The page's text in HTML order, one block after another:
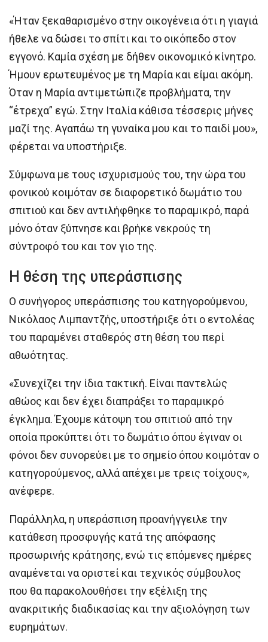
«Ήταν ξεκαθαρισμένο στην οικογένεια ότι η γιαγιά
ήθελε να δώσει το σπίτι και το οικόπεδο στον
εγγονό. Καμία σχέση με δήθεν οικονομικό κίνητρο.
Ήμουν ερωτευμένος με τη Μαρία και είμαι ακόμη.
Όταν η Μαρία αντιμετώπιζε προβλήματα, την
“έτρεχα” εγώ. Στην Ιταλία κάθισα τέσσερις μήνες
μαζί της. Αγαπάω τη γυναίκα μου και το παιδί μου»,
φέρεται να υποστήριξε.
Σύμφωνα με τους ισχυρισμούς του, την ώρα του
φονικού κοιμόταν σε διαφορετικό δωμάτιο του
σπιτιού και δεν αντιλήφθηκε το παραμικρό, παρά
μόνο όταν ξύπνησε και βρήκε νεκρούς τη
σύντροφό του και τον γιο της.
Η θέση της υπεράσπισης
Ο συνήγορος υπεράσπισης του κατηγορούμενου,
Νικόλαος Λιμπαντζής, υποστήριξε ότι ο εντολέας
του παραμένει σταθερός στη θέση του περί
αθωότητας.
«Συνεχίζει την ίδια τακτική. Είναι παντελώς
αθώος και δεν έχει διαπράξει το παραμικρό
έγκλημα. Έχουμε κάτοψη του σπιτιού από την
οποία προκύπτει ότι το δωμάτιο όπου έγιναν οι
φόνοι δεν συνορεύει με το σημείο όπου κοιμόταν ο
κατηγορούμενος, αλλά απέχει με τρεις τοίχους»,
ανέφερε.
Παράλληλα, η υπεράσπιση προανήγγειλε την
κατάθεση προσφυγής κατά της απόφασης
προσωρινής κράτησης, ενώ τις επόμενες ημέρες
αναμένεται να οριστεί και τεχνικός σύμβουλος
που θα παρακολουθήσει την εξέλιξη της
ανακριτικής διαδικασίας και την αξιολόγηση των
ευρημάτων.